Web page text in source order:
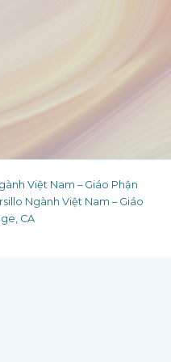
Việt Nam – Giáo Phận
Ngành Việt Nam – Giáo
CA